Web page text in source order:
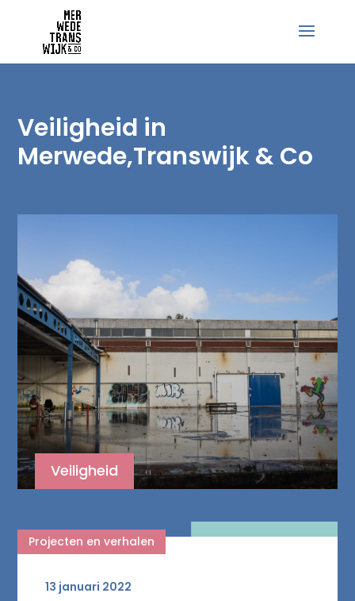
Veiligheid in
Merwede,Transwijk & Co
Veiligheid
Projecten en verhalen
13 januari 2022